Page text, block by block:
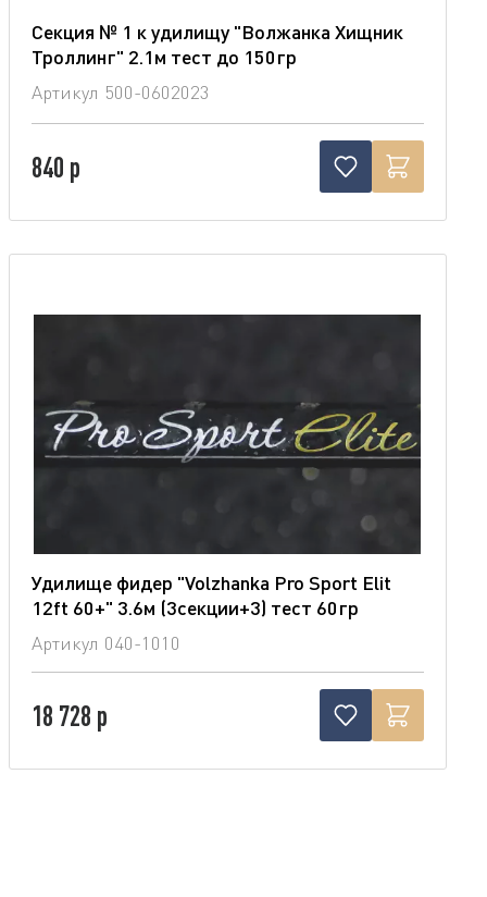
Секция № 1 к удилищу "Волжанка Хищник
Троллинг" 2.1м тест до 150гр
Артикул 500-0602023
840 р
Удилище фидер "Volzhanka Pro Sport Elit
12ft 60+" 3.6м (3секции+3) тест 60гр
Артикул 040-1010
18 728 р